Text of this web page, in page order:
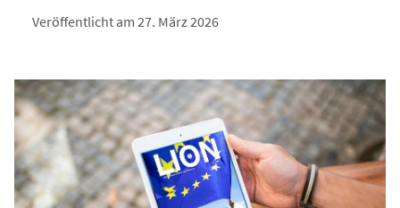
Veröffentlicht am 27. März 2026